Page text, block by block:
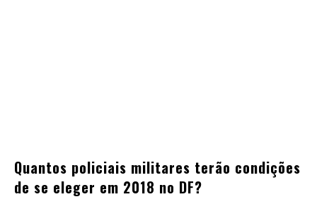
Quantos policiais militares terão condições
de se eleger em 2018 no DF?